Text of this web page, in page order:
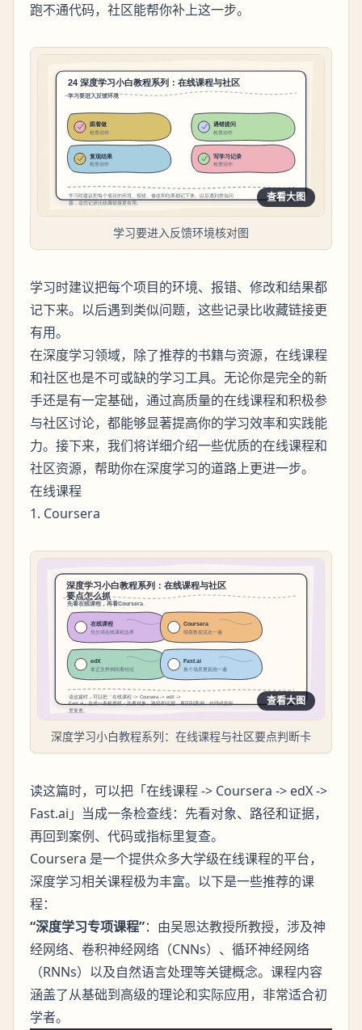
跑不通代码，社区能帮你补上这一步。
查看大图
学习要进入反馈环境核对图
学习时建议把每个项目的环境、报错、修改和结果都
记下来。以后遇到类似问题，这些记录比收藏链接更
有用。
在深度学习领域，除了推荐的书籍与资源，在线课程
和社区也是不可或缺的学习工具。无论你是完全的新
手还是有一定基础，通过高质量的在线课程和积极参
与社区讨论，都能够显著提高你的学习效率和实践能
力。接下来，我们将详细介绍一些优质的在线课程和
社区资源，帮助你在深度学习的道路上更进一步。
在线课程
1. Coursera
查看大图
深度学习小白教程系列：在线课程与社区要点判断卡
读这篇时，可以把「在线课程 -> Coursera -> edX ->
Fast.ai」当成一条检查线：先看对象、路径和证据，
再回到案例、代码或指标里复查。
Coursera 是一个提供众多大学级在线课程的平台，
深度学习相关课程极为丰富。以下是一些推荐的课
程：
“深度学习专项课程”：由吴恩达教授所教授，涉及神
经网络、卷积神经网络（CNNs）、循环神经网络
（RNNs）以及自然语言处理等关键概念。课程内容
涵盖了从基础到高级的理论和实际应用，非常适合初
学者。